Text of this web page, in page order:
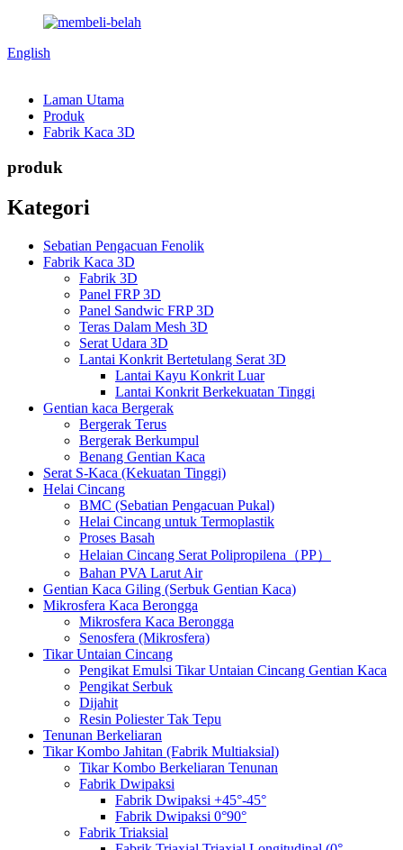
English
Laman Utama
Produk
Fabrik Kaca 3D
produk
Kategori
Sebatian Pengacuan Fenolik
Fabrik Kaca 3D
Fabrik 3D
Panel FRP 3D
Panel Sandwic FRP 3D
Teras Dalam Mesh 3D
Serat Udara 3D
Lantai Konkrit Bertetulang Serat 3D
Lantai Kayu Konkrit Luar
Lantai Konkrit Berkekuatan Tinggi
Gentian kaca Bergerak
Bergerak Terus
Bergerak Berkumpul
Benang Gentian Kaca
Serat S-Kaca (Kekuatan Tinggi)
Helai Cincang
BMC (Sebatian Pengacuan Pukal)
Helai Cincang untuk Termoplastik
Proses Basah
Helaian Cincang Serat Polipropilena（PP）
Bahan PVA Larut Air
Gentian Kaca Giling (Serbuk Gentian Kaca)
Mikrosfera Kaca Berongga
Mikrosfera Kaca Berongga
Senosfera (Mikrosfera)
Tikar Untaian Cincang
Pengikat Emulsi Tikar Untaian Cincang Gentian Kaca
Pengikat Serbuk
Dijahit
Resin Poliester Tak Tepu
Tenunan Berkeliaran
Tikar Kombo Jahitan (Fabrik Multiaksial)
Tikar Kombo Berkeliaran Tenunan
Fabrik Dwipaksi
Fabrik Dwipaksi +45°-45°
Fabrik Dwipaksi 0°90°
Fabrik Triaksial